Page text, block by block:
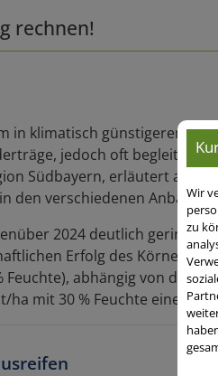
rechnen!
in klimatisch günstigeren
jedoch oft begleitet
Südbayern, erläutert
den verschiedenen
2024 deutlich
Erfolg des
Feuchte), abhängig von der
ha mit 30 % Feuchte einen
Wir
zu